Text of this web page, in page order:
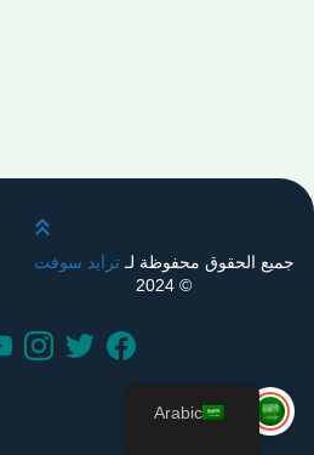
قم
جميع الحقوق محفوظة لـترايد سوفت
© 2024
Arabic